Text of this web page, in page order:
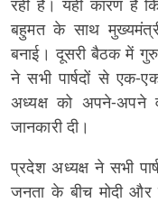
रही है। यही कारण है
बहुमत के साथ
बनाई। दूसरी बैठक में
ने सभी पार्षदों से एक-
अध्यक्ष को अपने-अपने
जानकारी दी।
प्रदेश अध्यक्ष ने सभी
जनता के बीच मोदी और